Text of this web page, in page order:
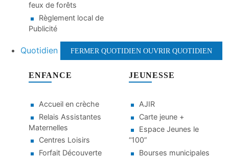
feux de forêts
Règlement local de
Publicité
Quotidien FERMER QUOTIDIEN OUVRIR QUOTIDIEN
ENFANCE
Accueil en crèche
Relais Assistantes
Maternelles
Centres Loisirs
Forfait Découverte
JEUNESSE
AJIR
Carte jeune +
Espace Jeunes le
“100”
Bourses municipales